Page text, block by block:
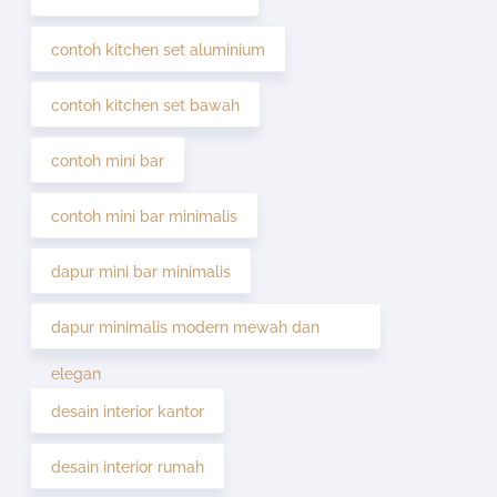
contoh kitchen set aluminium
contoh kitchen set bawah
contoh mini bar
contoh mini bar minimalis
dapur mini bar minimalis
dapur minimalis modern mewah dan
elegan
desain interior kantor
desain interior rumah